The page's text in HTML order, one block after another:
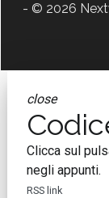
- © 2026
close
Clicca sul
negli appunti.
RSS link